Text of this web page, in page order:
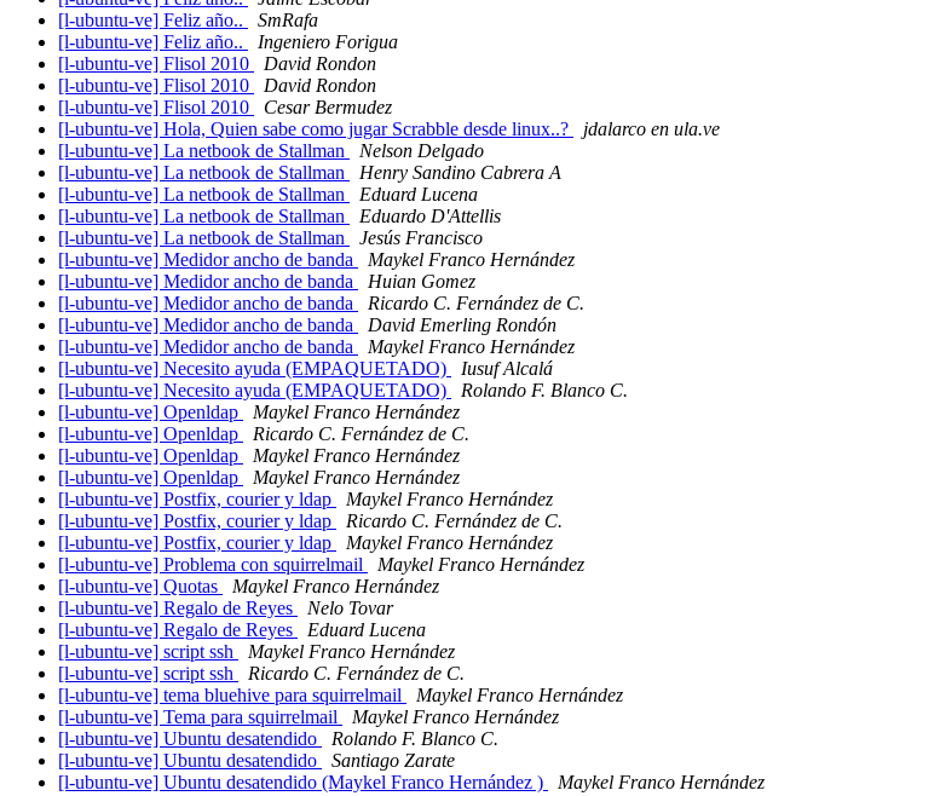
[l-ubuntu-ve] Feliz año..
SmRafa
[l-ubuntu-ve] Feliz año..
Ingeniero Forigua
[l-ubuntu-ve] Flisol 2010
David Rondon
[l-ubuntu-ve] Flisol 2010
David Rondon
[l-ubuntu-ve] Flisol 2010
Cesar Bermudez
[l-ubuntu-ve] Hola, Quien sabe como jugar Scrabble desde linux..?
jdalarco en ula.ve
[l-ubuntu-ve] La netbook de Stallman
Nelson Delgado
[l-ubuntu-ve] La netbook de Stallman
Henry Sandino Cabrera A
[l-ubuntu-ve] La netbook de Stallman
Eduard Lucena
[l-ubuntu-ve] La netbook de Stallman
Eduardo D'Attellis
[l-ubuntu-ve] La netbook de Stallman
Jesús Francisco
[l-ubuntu-ve] Medidor ancho de banda
Maykel Franco Hernández
[l-ubuntu-ve] Medidor ancho de banda
Huian Gomez
[l-ubuntu-ve] Medidor ancho de banda
Ricardo C. Fernández de C.
[l-ubuntu-ve] Medidor ancho de banda
David Emerling Rondón
[l-ubuntu-ve] Medidor ancho de banda
Maykel Franco Hernández
[l-ubuntu-ve] Necesito ayuda (EMPAQUETADO)
Iusuf Alcalá
[l-ubuntu-ve] Necesito ayuda (EMPAQUETADO)
Rolando F. Blanco C.
[l-ubuntu-ve] Openldap
Maykel Franco Hernández
[l-ubuntu-ve] Openldap
Ricardo C. Fernández de C.
[l-ubuntu-ve] Openldap
Maykel Franco Hernández
[l-ubuntu-ve] Openldap
Maykel Franco Hernández
[l-ubuntu-ve] Postfix, courier y ldap
Maykel Franco Hernández
[l-ubuntu-ve] Postfix, courier y ldap
Ricardo C. Fernández de C.
[l-ubuntu-ve] Postfix, courier y ldap
Maykel Franco Hernández
[l-ubuntu-ve] Problema con squirrelmail
Maykel Franco Hernández
[l-ubuntu-ve] Quotas
Maykel Franco Hernández
[l-ubuntu-ve] Regalo de Reyes
Nelo Tovar
[l-ubuntu-ve] Regalo de Reyes
Eduard Lucena
[l-ubuntu-ve] script ssh
Maykel Franco Hernández
[l-ubuntu-ve] script ssh
Ricardo C. Fernández de C.
[l-ubuntu-ve] tema bluehive para squirrelmail
Maykel Franco Hernández
[l-ubuntu-ve] Tema para squirrelmail
Maykel Franco Hernández
[l-ubuntu-ve] Ubuntu desatendido
Rolando F. Blanco C.
[l-ubuntu-ve] Ubuntu desatendido
Santiago Zarate
[l-ubuntu-ve] Ubuntu desatendido (Maykel Franco Hernández )
Maykel Franco Hernández